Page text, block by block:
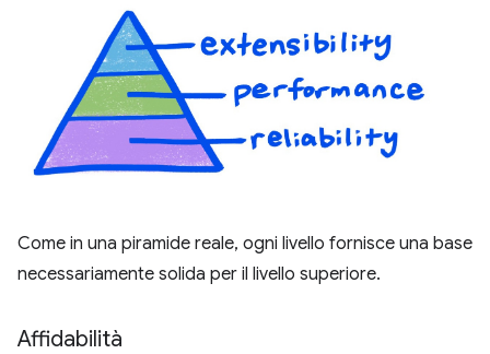
Come in una piramide reale, ogni livello fornisce una base
necessariamente solida per il livello superiore.
Affidabilità